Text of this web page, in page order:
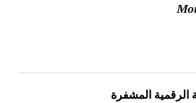
الرقمية المشفرة